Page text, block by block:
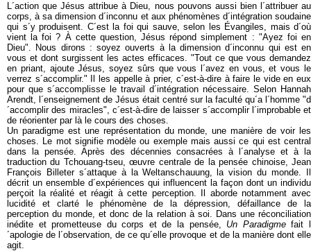
L´action que Jésus attribue à Dieu, nous pouvons aussi bien l´attribuer au
corps, à sa dimension d´inconnu et aux phénomènes d´intégration soudaine
qui s´y produisent. C´est la foi qui sauve, selon les Évangiles, mais d´où
vient la foi ? À cette question, Jésus répond simplement : "Ayez foi en
Dieu". Nous dirons : soyez ouverts à la dimension d´inconnu qui est en
vous et dont surgissent les actes efficaces. "Tout ce que vous demandez
en priant, ajoute Jésus, soyez sûrs que vous l´avez en vous, et vous le
verrez s´accomplir." Il les appelle à prier, c´est-à-dire à faire le vide en eux
pour que s´accomplisse le travail d´intégration nécessaire. Selon Hannah
Arendt, l´enseignement de Jésus était centré sur la faculté qu´a l´homme "d
´accomplir des miracles", c´est-à-dire de laisser s´accomplir l´improbable et
de réorienter par là le cours des choses.
Un paradigme est une représentation du monde, une manière de voir les
choses. Le mot signifie modèle ou exemple mais aussi ce qui est central
dans la pensée. Après des décennies consacrées à l´analyse et à la
traduction du Tchouang-tseu, œuvre centrale de la pensée chinoise, Jean
François Billeter s´attaque à la Weltanschauung, la vision du monde. Il
décrit un ensemble d´expériences qui influencent la façon dont un individu
perçoit la réalité et réagit à cette perception. Il aborde notamment avec
lucidité et clarté le phénomène de la dépression, défaillance de la
perception du monde, et donc de la relation à soi. Dans une réconciliation
inédite et prometteuse du corps et de la pensée, Un Paradigmefait l
´apologie de l´observation, de ce qu´elle provoque et de la manière dont elle
agit.